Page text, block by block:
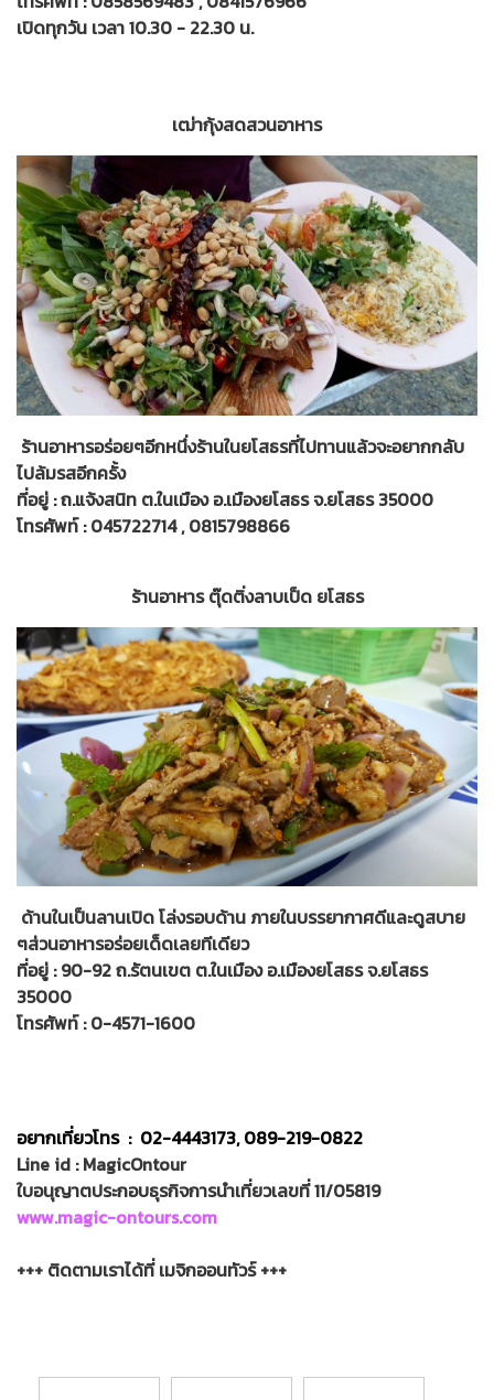
เปิดทุกวัน เวลา 10.30 - 22.30 น.
เฒ่ากุ้งสดสวนอาหาร
ร้านอาหารอร่อยๆอีกหนึ่งร้านในยโสธรที่ไปทานแล้วจะอยากกลับ
ไปล้มรสอีกครั้ง
ที่อยู่ : ถ.แจ้งสนิท ต.ในเมือง อ.เมืองยโสธร จ.ยโสธร 35000
โทรศัพท์ : 045722714 , 0815798866
ร้านอาหาร ตุ๊ดติ่งลาบเป็ด ยโสธร
ด้านในเป็นลานเปิด โล่งรอบด้าน ภายในบรรยากาศดีและดูสบาย
ๆส่วนอาหารอร่อยเด็ดเลยทีเดียว
ที่อยู่ : 90-92 ถ.รัตนเขต ต.ในเมือง อ.เมืองยโสธร จ.ยโสธร
35000
โทรศัพท์ : 0-4571-1600
อยากเที่ยวโทร : 02-4443173, 089-219-0822
Line id : MagicOntour
ใบอนุญาตประกอบธุรกิจการนำเที่ยวเลขที่ 11/05819
www.magic-ontours.com
+++ ติดตามเราได้ที่ เมจิกออนทัวร์ +++